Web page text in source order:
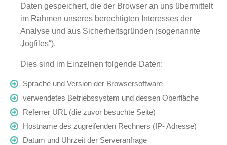
Daten gespeichert, die der Browser an uns übermittelt
im Rahmen unseres berechtigten Interesses der
Analyse und aus Sicherheitsgründen (sogenannte
„logfiles“).
Dies sind im Einzelnen folgende Daten:
Sprache und Version der Browsersoftware
verwendetes Betriebssystem und dessen Oberfläche
Referrer URL (die zuvor besuchte Seite)
Hostname des zugreifenden Rechners (IP- Adresse)
Datum und Uhrzeit der Serveranfrage